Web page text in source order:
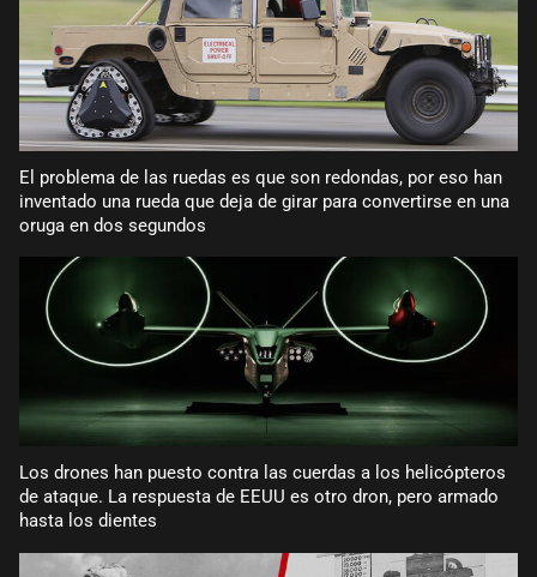
El problema de las ruedas es que son redondas, por eso han
inventado una rueda que deja de girar para convertirse en una
oruga en dos segundos
Los drones han puesto contra las cuerdas a los helicópteros
de ataque. La respuesta de EEUU es otro dron, pero armado
hasta los dientes